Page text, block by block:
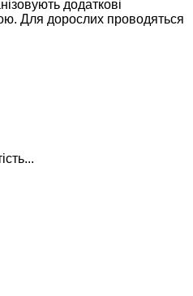
додаткові
Для дорослих проводяться